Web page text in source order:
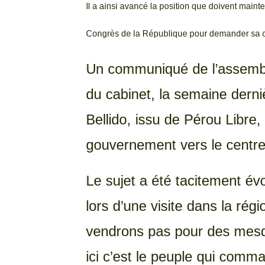
Il a ainsi avancé la position que doivent
Congrès de la République pour demander sa
Un communiqué de
du cabinet, la semaine
Bellido, issu de Pérou
gouvernement vers le
Le sujet a été tacitement
lors d’une visite dans la
vendrons pas pour des
ici c’est le peuple qui